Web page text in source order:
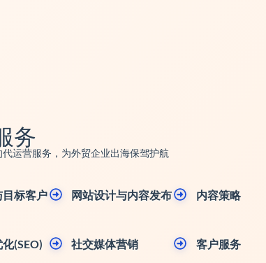
务
运营服务，为外贸企业出海保驾护航
标客户
网站设计与内容发布 内容策略
(SEO) 社交媒体营销 客户服务